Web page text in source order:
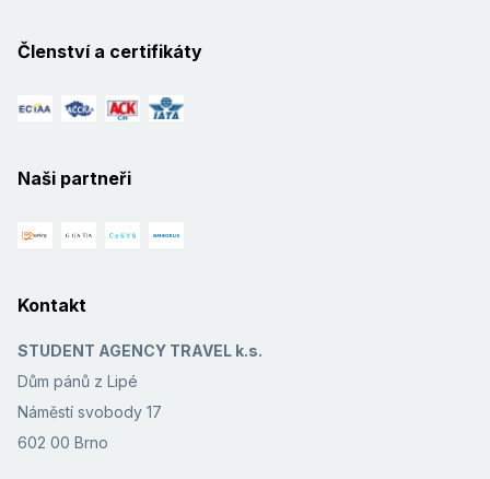
Členství a certifikáty
Naši partneři
Kontakt
STUDENT AGENCY TRAVEL k.s.
Dům pánů z Lipé
Náměstí svobody 17
602 00 Brno